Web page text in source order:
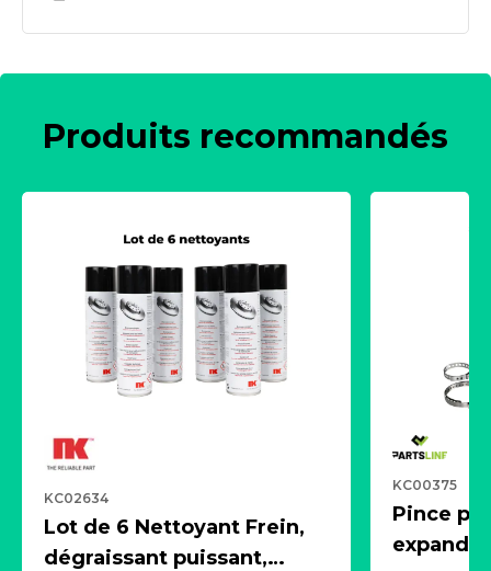
Produits recommandés
KC02634
Lot de 6 Nettoyant Frein,
dégraissant puissant,
KC00375
Pince